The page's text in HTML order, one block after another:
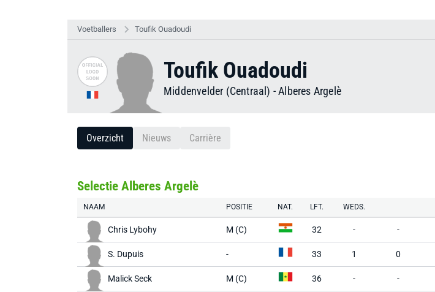
Voetballers Toufik Ouadoudi
Toufik Ouadoudi
Middenvelder (Centraal) -Alberes Argelè
Overzicht Nieuws Carrière
Selectie Alberes Argelè
NAAM POSITIE NAT. LFT. WEDS.
Chris Lybohy M (C) 32 - -
S. Dupuis - 33 1 0
Malick Seck M (C) 36 - -